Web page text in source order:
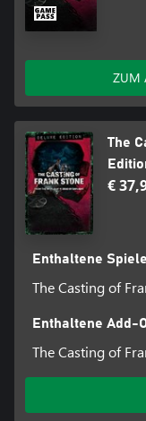
ZUM
The
€
Enthaltene Spiele
The Casting of
Enthaltene Add-
The Casting of